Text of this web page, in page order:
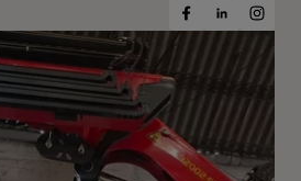
Share
on
Facebook
Share
LinkedIn
Share
on